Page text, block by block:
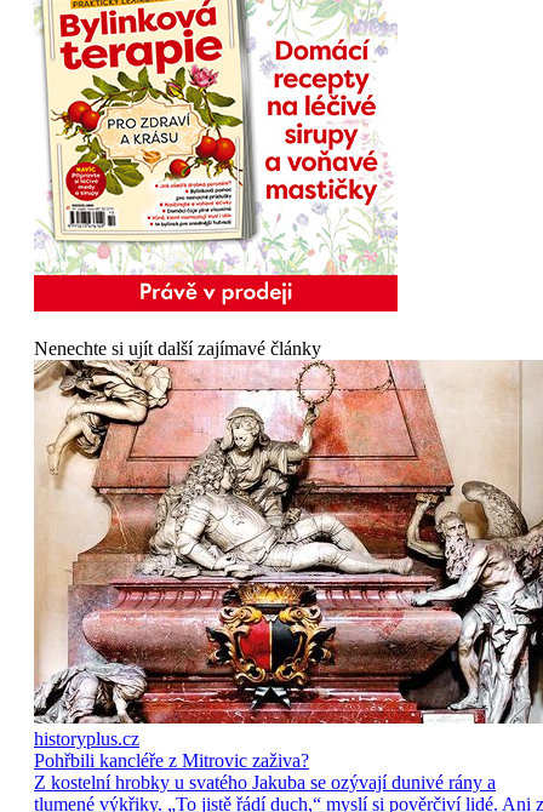
Nenechte si ujít další zajímavé články
historyplus.cz
Pohřbili kancléře z Mitrovic zaživa?
Z kostelní hrobky u svatého Jakuba se ozývají dunivé rány a
tlumené výkřiky. „To jistě řádí duch,“ myslí si pověrčiví lidé. Ani